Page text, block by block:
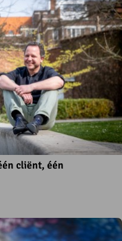
cliënt, één